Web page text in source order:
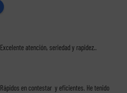
Excelente atención, seriedad y rapidez..
Rápidos en contestar  y eficientes. He tenido